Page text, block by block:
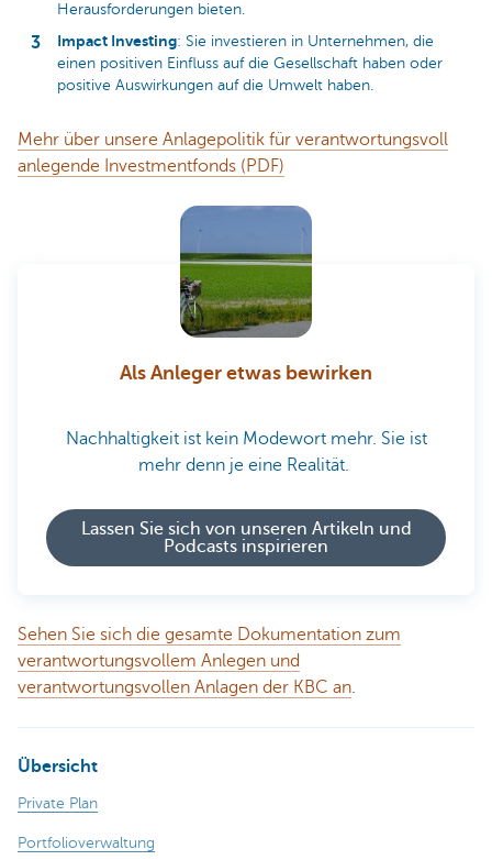
Herausforderungen bieten.
Impact Investing: Sie investieren in Unternehmen, die
einen positiven Einfluss auf die Gesellschaft haben oder
positive Auswirkungen auf die Umwelt haben.
Mehr über unsere Anlagepolitik für verantwortungsvoll
anlegende Investmentfonds (PDF)
Als Anleger etwas bewirken
Nachhaltigkeit ist kein Modewort mehr. Sie ist
mehr denn je eine Realität.
Lassen Sie sich von unseren Artikeln und
Podcasts inspirieren
Sehen Sie sich die gesamte Dokumentation zum
verantwortungsvollem Anlegen und
verantwortungsvollen Anlagen der KBC an.
Übersicht
Private Plan
Portfolioverwaltung